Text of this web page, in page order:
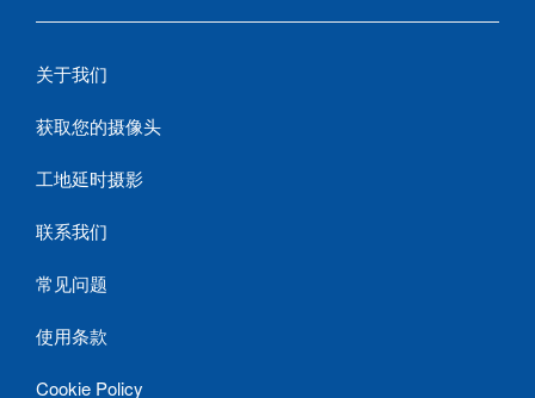
关于我们
获取您的摄像头
工地延时摄影
联系我们
常见问题
使用条款
Cookie Policy